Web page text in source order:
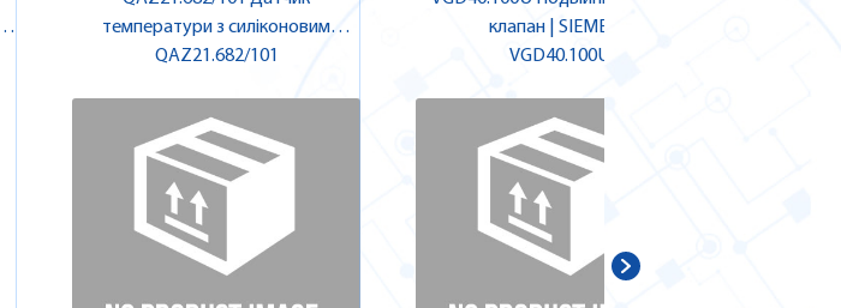
температури з силіконовим
кабелем 2 м, LG-Ni 1000 | SIEMENS
QAZ21.682/101
клапан | SIEMENS
VGD40.100U